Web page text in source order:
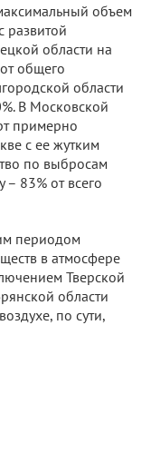
объем
развитой
области на
общего
области
В Московской
примерно
с ее жутким
по выбросам
83% от всего
периодом
в атмосфере
Тверской
области
по сути,